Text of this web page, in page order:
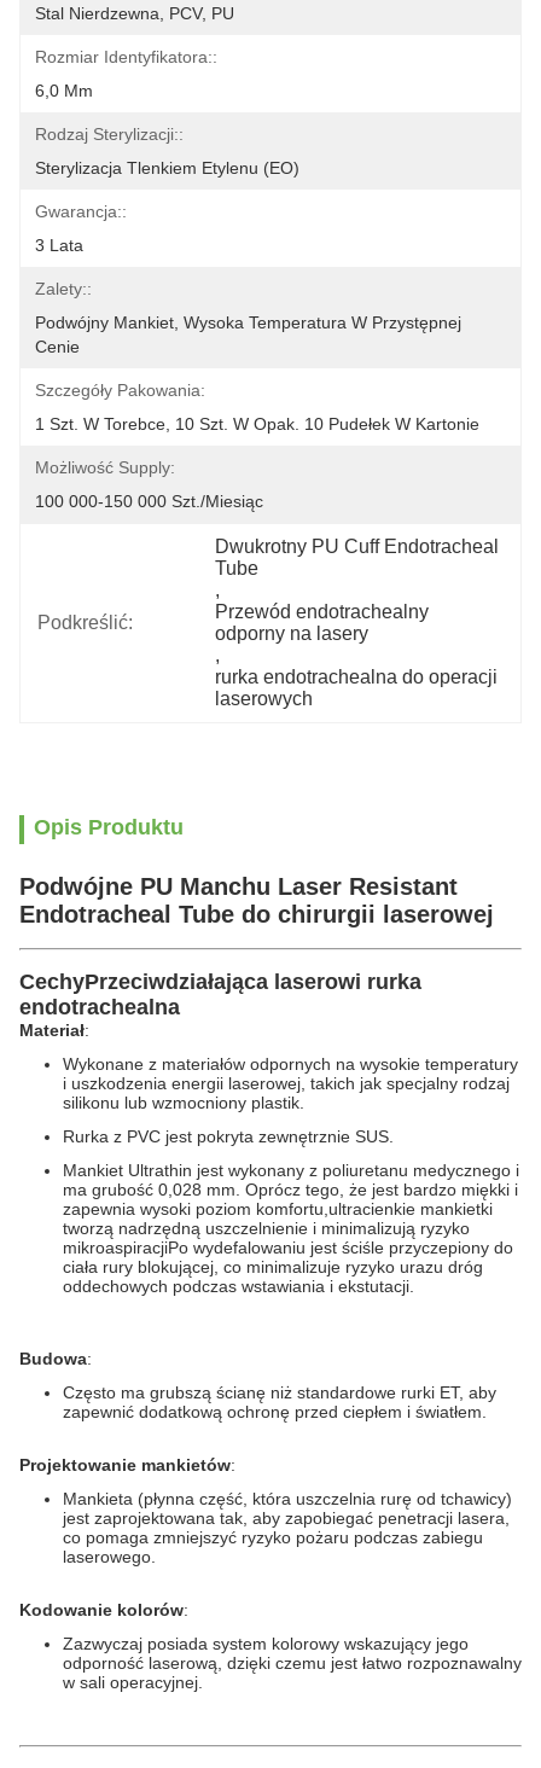
Stal Nierdzewna, PCV, PU
Rozmiar Identyfikatora::
6,0 Mm
Rodzaj Sterylizacji::
Sterylizacja Tlenkiem Etylenu (EO)
Gwarancja::
3 Lata
Zalety::
Podwójny Mankiet, Wysoka Temperatura W Przystępnej
Cenie
Szczegóły Pakowania:
1 Szt. W Torebce, 10 Szt. W Opak. 10 Pudełek W Kartonie
Możliwość Supply:
100 000-150 000 Szt./miesiąc
Podkreślić:
Dwukrotny PU Cuff Endotracheal
Tube
,
Przewód endotrachealny
odporny na lasery
,
rurka endotrachealna do operacji
laserowych
Opis Produktu
Podwójne PU Manchu Laser Resistant
Endotracheal Tube do chirurgii laserowej
CechyPrzeciwdziałająca laserowi rurka
endotrachealna
Materiał:
Wykonane z materiałów odpornych na wysokie temperatury
i uszkodzenia energii laserowej, takich jak specjalny rodzaj
silikonu lub wzmocniony plastik.
Rurka z PVC jest pokryta zewnętrznie SUS.
Mankiet Ultrathin jest wykonany z poliuretanu medycznego i
ma grubość 0,028 mm. Oprócz tego, że jest bardzo miękki i
zapewnia wysoki poziom komfortu,ultracienkie mankietki
tworzą nadrzędną uszczelnienie i minimalizują ryzyko
mikroaspiracjiPo wydefalowaniu jest ściśle przyczepiony do
ciała rury blokującej, co minimalizuje ryzyko urazu dróg
oddechowych podczas wstawiania i ekstutacji.
Budowa:
Często ma grubszą ścianę niż standardowe rurki ET, aby
zapewnić dodatkową ochronę przed ciepłem i światłem.
Projektowanie mankietów:
Mankieta (płynna część, która uszczelnia rurę od tchawicy)
jest zaprojektowana tak, aby zapobiegać penetracji lasera,
co pomaga zmniejszyć ryzyko pożaru podczas zabiegu
laserowego.
Kodowanie kolorów:
Zazwyczaj posiada system kolorowy wskazujący jego
odporność laserową, dzięki czemu jest łatwo rozpoznawalny
w sali operacyjnej.